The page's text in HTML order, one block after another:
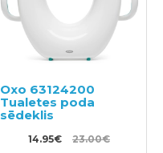
Oxo 63124200
Tualetes poda
sēdeklis
14.95€ 23.00€